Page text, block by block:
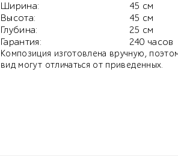
Ширина:
Высота:
Глубина:
Гарантия:
45 см
45 см
25 см
240 часов
Композиция изготовлена вручную,
вид могут отличаться от приведенных.